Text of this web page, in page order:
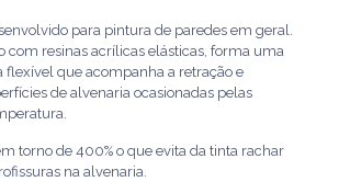
para pintura de paredes em geral.
com resinas acrílicas elásticas, forma uma
flexível que acompanha a retração e
de alvenaria ocasionadas pelas
torno de 400% o que evita da tinta rachar
na alvenaria.